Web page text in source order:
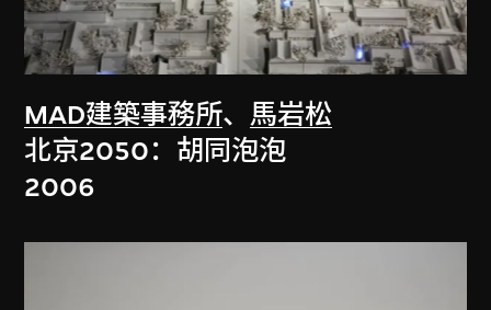
MAD建築事務所、 馬岩松
北京2050：胡同泡泡
2006